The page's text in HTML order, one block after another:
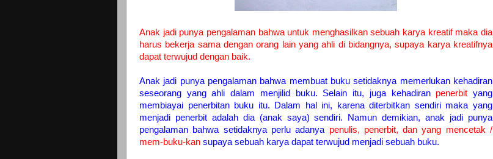
Anak jadi punya pengalaman bahwa untuk menghasilkan sebuah karya kreatif maka dia
harus bekerja sama dengan orang lain yang ahli di bidangnya, supaya karya kreatifnya
dapat terwujud dengan baik.
Anak jadi punya pengalaman bahwa membuat buku setidaknya memerlukan kehadiran
seseorang yang ahli dalam menjilid buku. Selain itu, juga kehadiran penerbityang
membiayai penerbitan buku itu. Dalam hal ini, karena diterbitkan sendiri maka yang
menjadi penerbit adalah dia (anak saya) sendiri. Namun demikian, anak jadi punya
pengalaman bahwa setidaknya perlu adanya penulis, penerbit, dan yang mencetak /
mem-buku-kan supaya sebuah karya dapat terwujud menjadi sebuah buku.